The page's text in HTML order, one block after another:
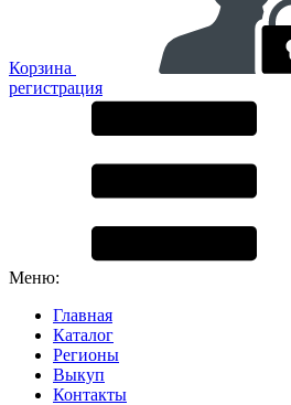
Корзина
регистрация
Меню:
Главная
Каталог
Регионы
Выкуп
Контакты